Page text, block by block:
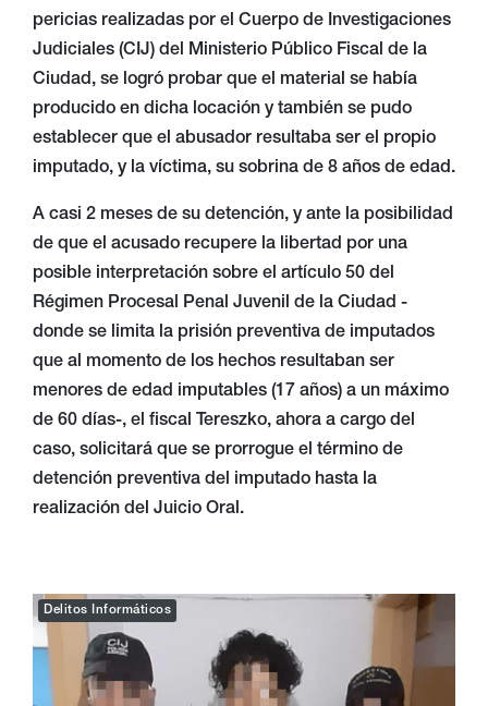
pericias realizadas por el Cuerpo de Investigaciones
Judiciales (CIJ) del Ministerio Público Fiscal de la
Ciudad, se logró probar que el material se había
producido en dicha locación y también se pudo
establecer que el abusador resultaba ser el propio
imputado, y la víctima, su sobrina de 8 años de edad.
A casi 2 meses de su detención, y ante la posibilidad
de que el acusado recupere la libertad por una
posible interpretación sobre el artículo 50 del
Régimen Procesal Penal Juvenil de la Ciudad -
donde se limita la prisión preventiva de imputados
que al momento de los hechos resultaban ser
menores de edad imputables (17 años) a un máximo
de 60 días-, el fiscal Tereszko, ahora a cargo del
caso, solicitará que se prorrogue el término de
detención preventiva del imputado hasta la
realización del Juicio Oral.
Delitos Informáticos